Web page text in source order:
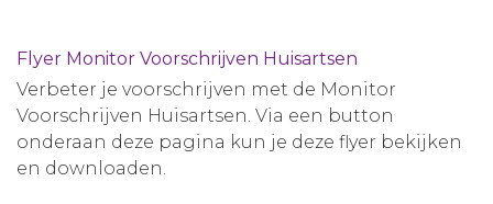
Flyer Monitor Voorschrijven Huisartsen
Verbeter je voorschrijven met de Monitor
Voorschrijven Huisartsen. Via een button
onderaan deze pagina kun je deze flyer bekijken
en downloaden.